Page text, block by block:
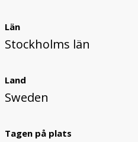
Län
Stockholms län
Land
Sweden
Tagen på plats